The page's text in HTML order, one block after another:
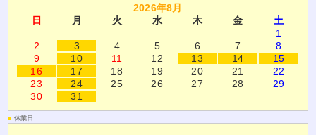
2026年8月
日
月 火 水 木 金
土
1
2
3 4 5 6 7
8
9
10 11 12 13 14
15
16
17 18 19 20 21
22
23
24 25 26 27 28
29
30
31
■ 休業日